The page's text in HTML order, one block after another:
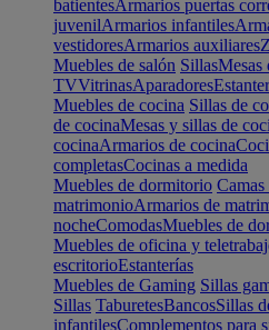
batientesArmarios puertas
juvenilArmarios infantiles
vestidoresArmarios auxiliares
Muebles de salón SillasMesas
TVVitrinasAparadores
Muebles de cocina Sillas de
de cocinaMesas y sillas de
cocinaArmarios de cocina
completasCocinas a medida
Muebles de dormitorio
matrimonioArmarios de
nocheComodasMuebles de
Muebles de oficina y
escritorioEstanterías
Muebles de Gaming Sillas
Sillas TaburetesBancosSillas
infantilesComplementos para